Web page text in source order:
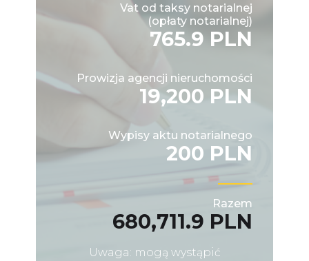
Vat od taksy notarialnej
(opłaty notarialnej)
765.9 PLN
Prowizja agencji nieruchomości
19,200 PLN
Wypisy aktu notarialnego
200 PLN
Razem
680,711.9 PLN
Uwaga: mogą wystąpić